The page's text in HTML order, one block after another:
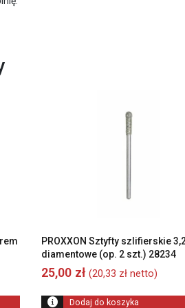
PROXXON Sztyfty szlifierskie
diamentowe (op. 2 szt.) 28234
25,00 zł (20,33 zł netto)
Dodaj do koszyka